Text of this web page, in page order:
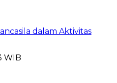
dalam Aktivitas
WIB